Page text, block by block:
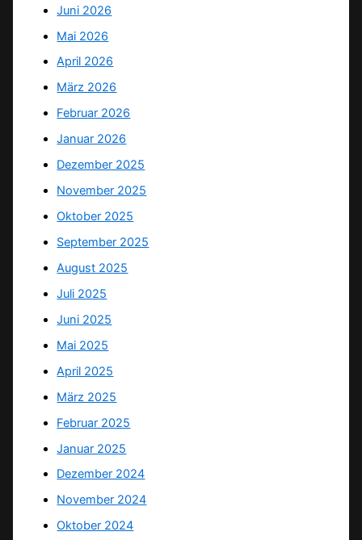
Juni 2026
Mai 2026
April 2026
März 2026
Februar 2026
Januar 2026
Dezember 2025
November 2025
Oktober 2025
September 2025
August 2025
Juli 2025
Juni 2025
Mai 2025
April 2025
März 2025
Februar 2025
Januar 2025
Dezember 2024
November 2024
Oktober 2024